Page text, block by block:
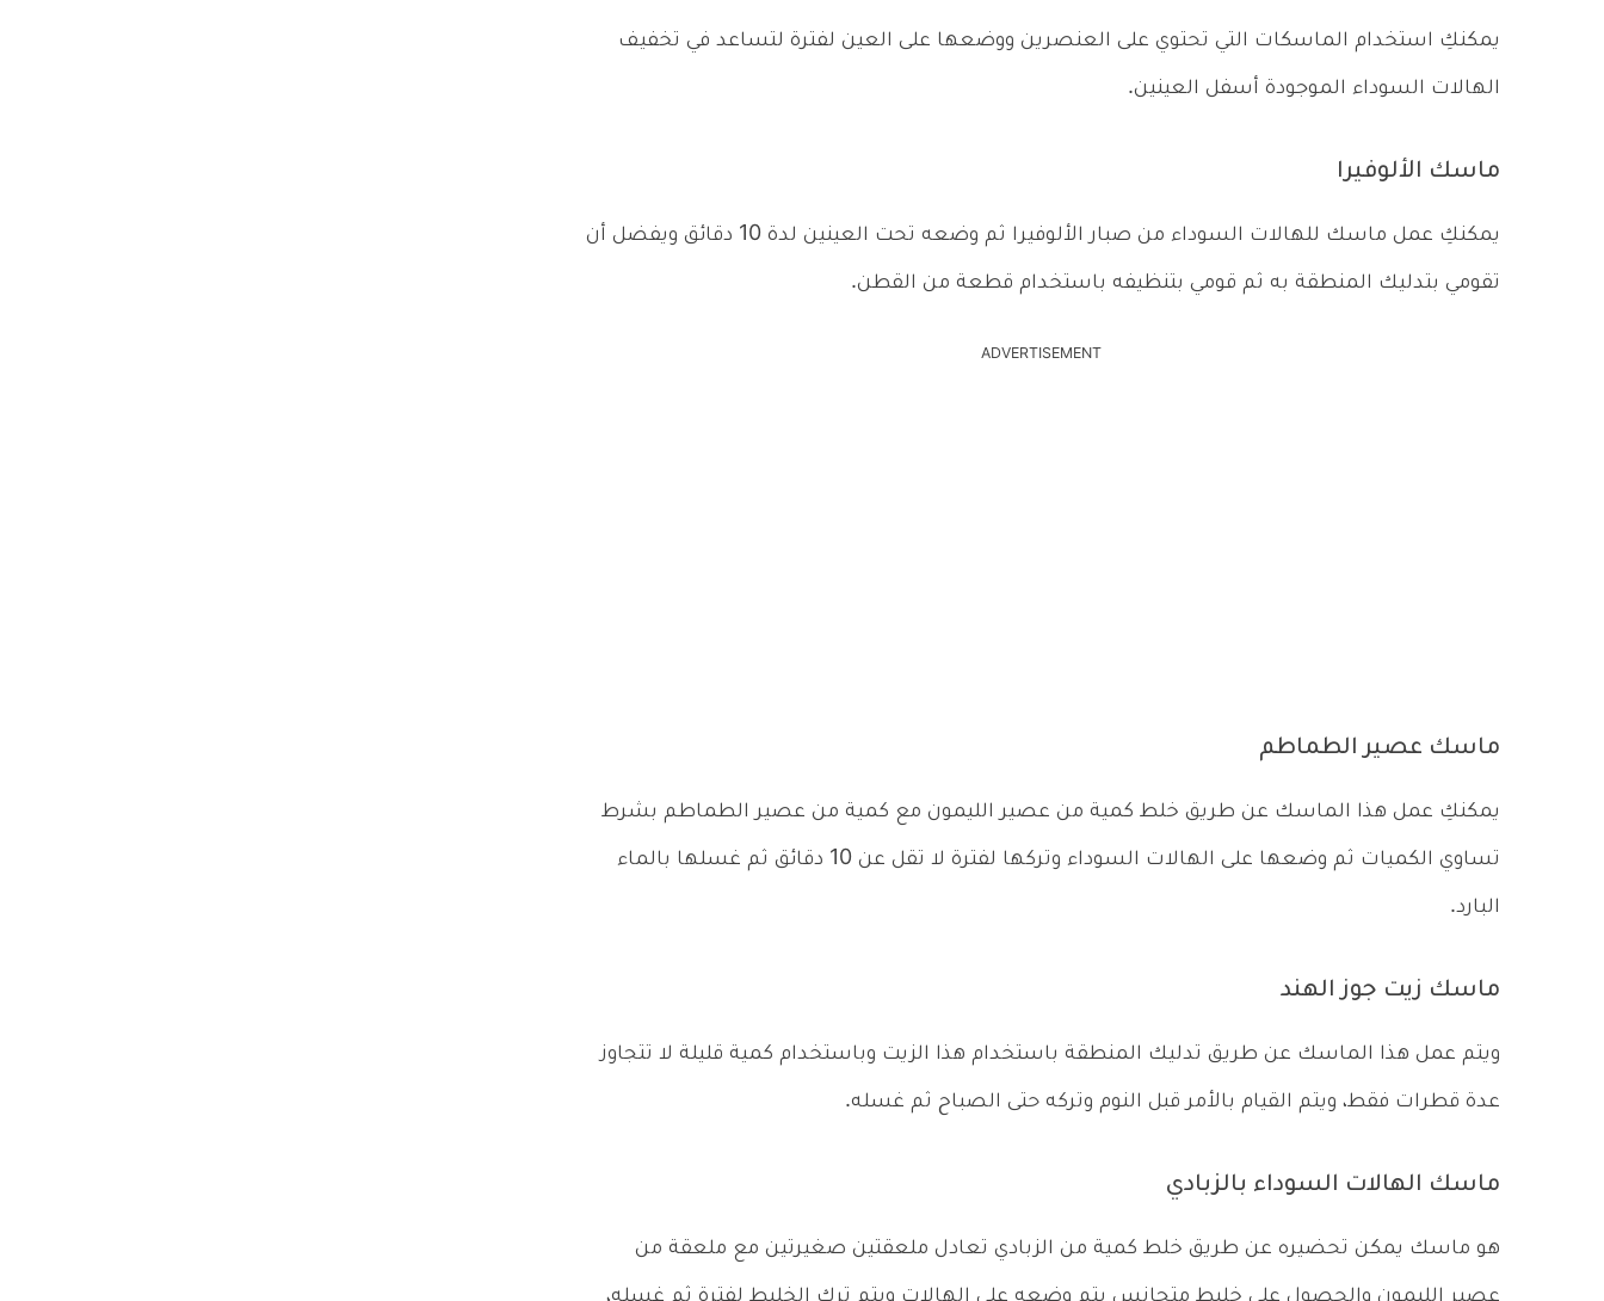
يمكنكِ استخدام الماسكات التي تحتوي على العنصرين ووضعها على العين لفترة لتساعد في تخفيف
الهالات السوداء الموجودة أسفل العينين.
ماسك الألوفيرا
يمكنكِ عمل ماسك للهالات السوداء من صبار الألوفيرا ثم وضعه تحت العينين لدة 10 دقائق ويفضل أن
تقومي بتدليك المنطقة به ثم قومي بتنظيفه باستخدام قطعة من القطن.
ADVERTISEMENT
ماسك عصير الطماطم
يمكنكِ عمل هذا الماسك عن طريق خلط كمية من عصير الليمون مع كمية من عصير الطماطم بشرط
تساوي الكميات ثم وضعها على الهالات السوداء وتركها لفترة لا تقل عن 10 دقائق ثم غسلها بالماء
البارد.
ماسك زيت جوز الهند
ويتم عمل هذا الماسك عن طريق تدليك المنطقة باستخدام هذا الزيت وباستخدام كمية قليلة لا تتجاوز
عدة قطرات فقط، ويتم القيام بالأمر قبل النوم وتركه حتى الصباح ثم غسله.
ماسك الهالات السوداء بالزبادي
هو ماسك يمكن تحضيره عن طريق خلط كمية من الزبادي تعادل ملعقتين صغيرتين مع ملعقة من